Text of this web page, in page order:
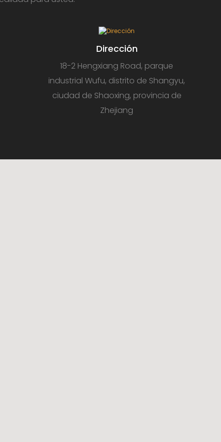
Dirección
18-2 Hengxiang Road, parque
industrial Wufu, distrito de Shangyu,
ciudad de Shaoxing, provincia de
Zhejiang